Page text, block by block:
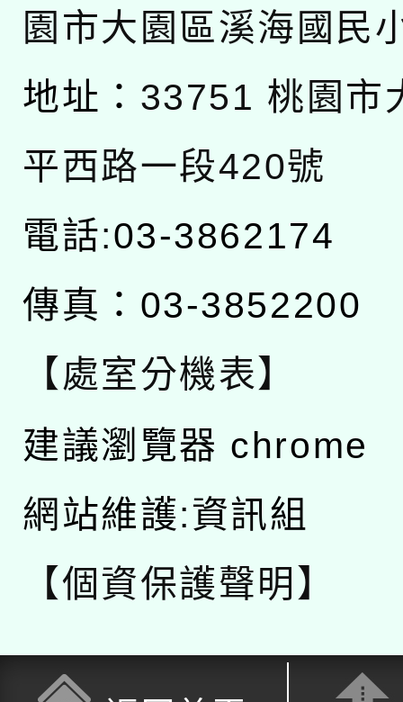
園市大園區溪海國民
地址： 33751 桃園市
平西路一段420號
電話:03-3862174
傳真：03-3852200
【處室分機表】
建議瀏覽器 chrome
網站維護:資訊組
【個資保護聲明】